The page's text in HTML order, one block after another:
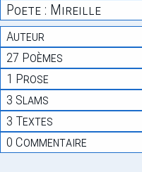
Poete : Mireille
Auteur
27 Poèmes
1 Prose
3 Slams
3 Textes
0 Commentaire